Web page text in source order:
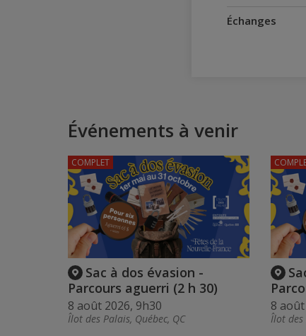
Échanges
Événements à venir
Sac à dos évasion -
Parcours aguerri (2 h 30)
8 août 2026, 9h30
Îlot des Palais, Québec, QC
COMPLET
8
Îlot des